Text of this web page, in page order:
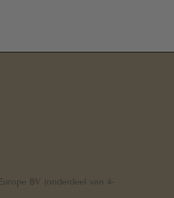
BV (onderdeel van 4-